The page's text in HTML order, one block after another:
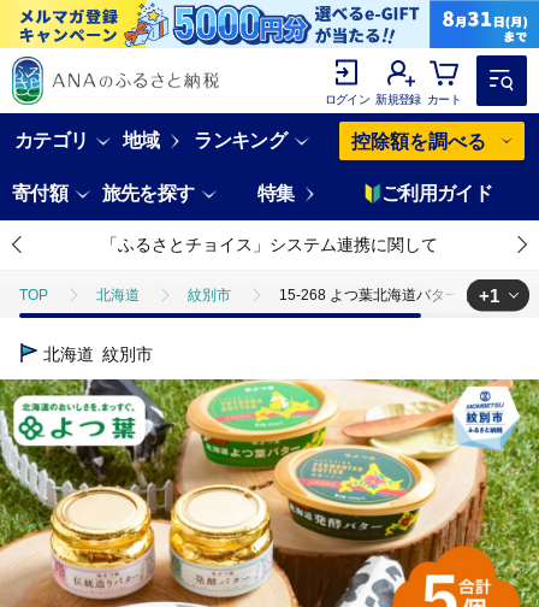
ログイン 新規登録 カート
カテゴリ 地域 ランキング 控除額を調べる
寄付額 旅先を探す 特集 ご利用ガイド
「ふるさとチョイス」システム連携に関して
TOP 北海道 紋別市 15-268 よつ葉北海道バターオールスタ
TOP
+1
北海道 紋別市